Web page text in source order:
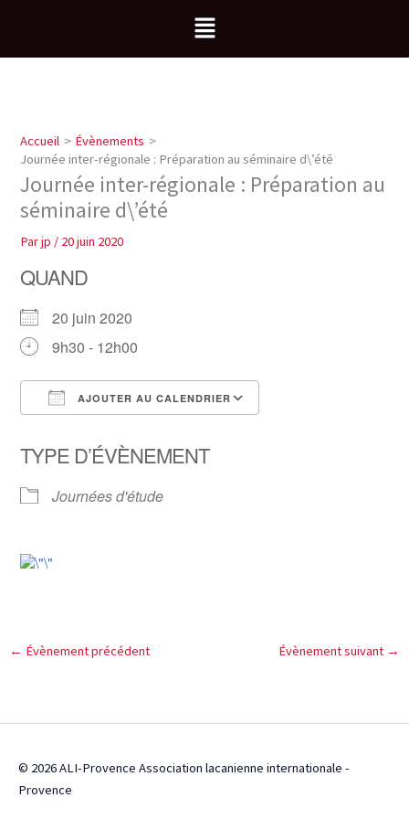
contenu
Menu
Accueil
Évènements
Journée inter-régionale : Préparation au séminaire d\’été
Journée inter-régionale : Préparation au
séminaire d\’été
Parjp / 20 juin 2020
QUAND
20 juin 2020
9h30 - 12h00
AJOUTER AU CALENDRIER
TYPE D’ÉVÈNEMENT
Journées d'étude
← Évènement précédent Évènement suivant →
© 2026 ALI-Provence Association lacanienne internationale -
Provence